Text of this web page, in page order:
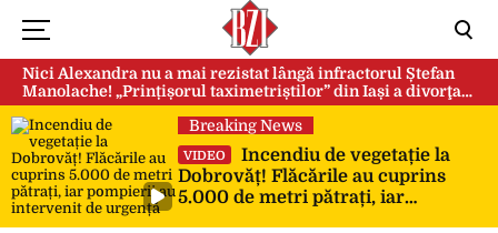
Nici Alexandra nu a mai rezistat lângă infractorul Ștefan
Manolache! „Prințișorul taximetriștilor” din Iași a divorţat
după doi ani de căsnicie
Breaking News
VIDEO
Incendiu de vegetație la
Dobrovăț! Flăcările au cuprins
5.000 de metri pătrați, iar